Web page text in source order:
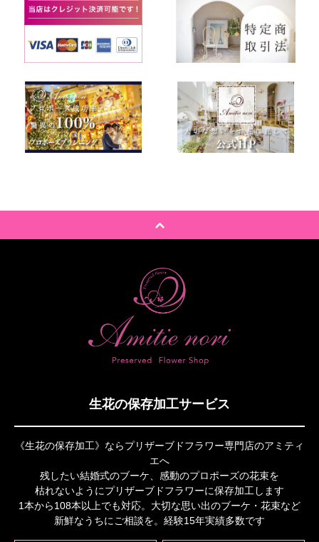
生花の保存加工サービス
《生花の保存加工》ならプリザーブドフラワー専門店のアミティ
エへ
残したい結婚式のブーケ、感動のプロポーズの花束を
枯れないようにプリザーブドフラワーに保存加工します
1本から108本以上でも対応。大切な思い出のブーケ・花束など
新鮮なうちにご相談を。経験15年実績多数です